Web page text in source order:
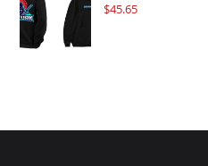
$45.65